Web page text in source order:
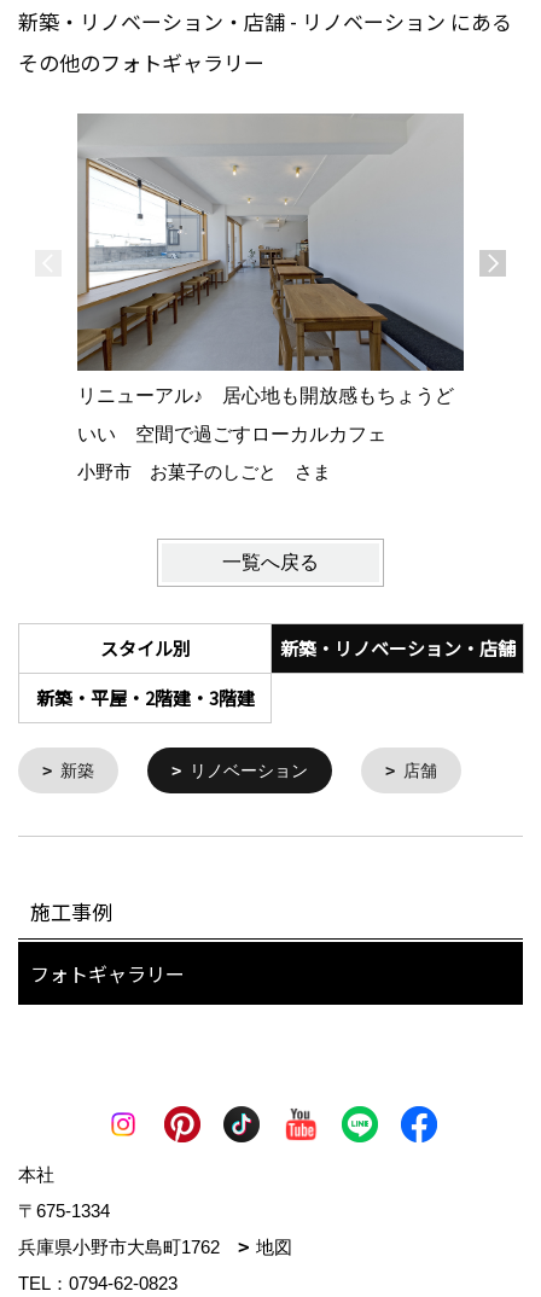
新築・リノベーション・店舗 - リノベーション にある
その他のフォトギャラリー
リニューアル♪ 居心地も開放感もちょうど
いい 空間で過ごすローカルカフェ
小野市 お菓子のしごと さま
一覧へ戻る
スタイル別
新築・リノベーション・店舗
新築・平屋・2階建・3階建
新築 リノベーション 店舗
施工事例
フォトギャラリー
本社
〒675-1334
兵庫県小野市大島町1762
地図
TEL： 0794-62-0823